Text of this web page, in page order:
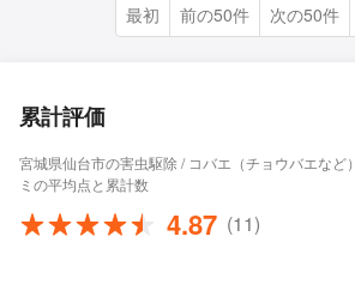
最初 前の50件 次の50件
累計評価
宮城県仙台市の害虫駆除 / コバエ（チョウバエなど
ミの平均点と累計数
4.87 (11)